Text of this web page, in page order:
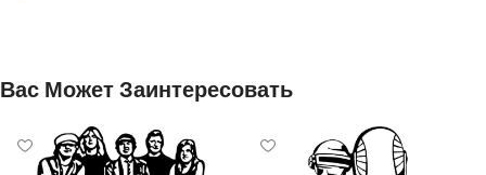
Вас Может Заинтересовать